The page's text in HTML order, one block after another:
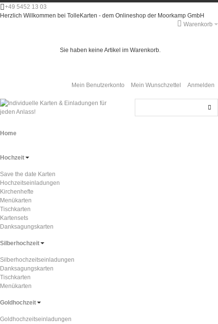
+49 5452 13 03
Herzlich Willkommen bei TolleKarten - dem Onlineshop der Moorkamp GmbH
Warenkorb
Sie haben keine Artikel im Warenkorb.
Mein Benutzerkonto Mein Wunschzettel Anmelden
Home
Hochzeit
Save the date Karten
Hochzeitseinladungen
Kirchenhefte
Menükarten
Tischkarten
Kartensets
Danksagungskarten
Silberhochzeit
Silberhochzeitseinladungen
Danksagungskarten
Tischkarten
Menükarten
Goldhochzeit
Goldhochzeitseinladungen